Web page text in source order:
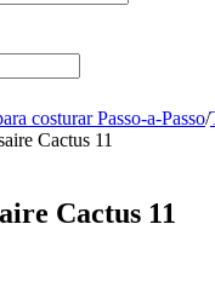
costurar Passo-a-Passo/
Cactus 11
Cactus 11